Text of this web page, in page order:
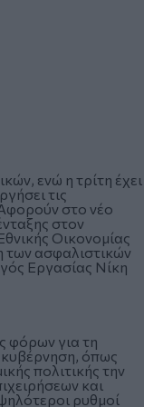
ενώ η τρίτη έχει
τις
στο νέο
στον
Οικονομίας
των ασφαλιστικών
Εργασίας Νίκη
φόρων για τη
κυβέρνηση, όπως
πολιτικής την
και
ρυθμοί